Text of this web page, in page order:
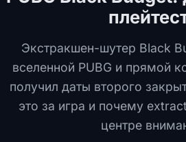
Экстракшен-шутер Black
вселенной PUBG и прямой
получил даты второго
это за игра и почему
центре